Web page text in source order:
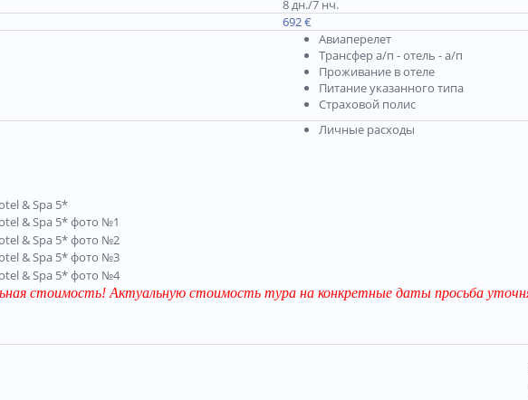
8 дн./7 нч.
692 €
Авиаперелет
Трансфер а/п - отель - а/п
Проживание в отеле
Питание указанного типа
Страховой полис
Личные расходы
стоимость! Актуальную стоимость тура на конкретные даты просьба